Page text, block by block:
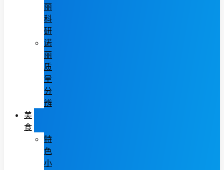
丽
科
研
诺
丽
质
量
分
辨
美
食
特
色
小